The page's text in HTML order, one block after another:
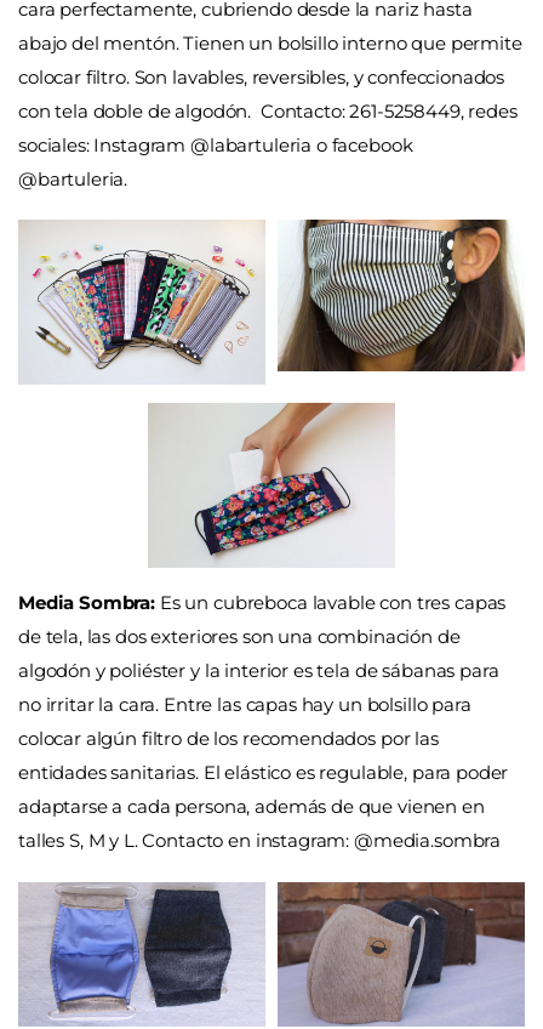
cara perfectamente, cubriendo desde la nariz hasta
abajo del mentón. Tienen un bolsillo interno que permite
colocar filtro. Son lavables, reversibles, y confeccionados
con tela doble de algodón. Contacto: 261-5258449, redes
sociales: Instagram @labartuleria o facebook
@bartuleria.
Media Sombra: Es un cubreboca lavable con tres capas
de tela, las dos exteriores son una combinación de
algodón y poliéster y la interior es tela de sábanas para
no irritar la cara. Entre las capas hay un bolsillo para
colocar algún filtro de los recomendados por las
entidades sanitarias. El elástico es regulable, para poder
adaptarse a cada persona, además de que vienen en
talles S, M y L.Contacto en instagram: @media.sombra